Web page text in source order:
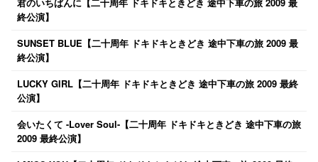
終公演】
SUNSET BLUE【二十周年 ドキドキときどき 途中下車の旅 2009 最
終公演】
LUCKY GIRL【二十周年 ドキドキときどき 途中下車の旅 2009 最終
公演】
会いたくて -Lover Soul-【二十周年 ドキドキときどき 途中下車の旅
2009 最終公演】